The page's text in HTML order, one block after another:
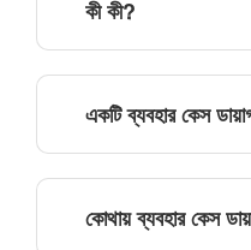
কী কী?
একটি ব্যবহার কেস
কোথায় ব্যবহার কেস